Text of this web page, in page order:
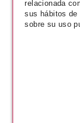
relacionada
sus hábitos de
sobre su uso